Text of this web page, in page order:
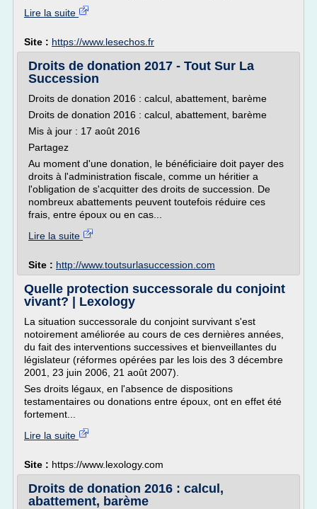
Lire la suite
Site : https://www.lesechos.fr
Droits de donation 2017 - Tout Sur La
Succession
Droits de donation 2016 : calcul, abattement, barème
Droits de donation 2016 : calcul, abattement, barème
Mis à jour : 17 août 2016
Partagez
Au moment d'une donation, le bénéficiaire doit payer des
droits à l'administration fiscale, comme un héritier a
l'obligation de s'acquitter des droits de succession. De
nombreux abattements peuvent toutefois réduire ces
frais, entre époux ou en cas...
Lire la suite
Site : http://www.toutsurlasuccession.com
Quelle protection successorale du conjoint
vivant? | Lexology
La situation successorale du conjoint survivant s'est
notoirement améliorée au cours de ces dernières années,
du fait des interventions successives et bienveillantes du
législateur (réformes opérées par les lois des 3 décembre
2001, 23 juin 2006, 21 août 2007).
Ses droits légaux, en l'absence de dispositions
testamentaires ou donations entre époux, ont en effet été
fortement...
Lire la suite
Site : https://www.lexology.com
Droits de donation 2016 : calcul,
abattement, barème